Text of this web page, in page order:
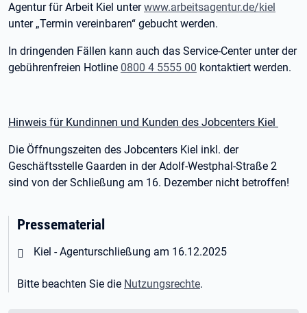
Agentur für Arbeit Kiel unterwww.arbeitsagentur.de/kiel
unter „Termin vereinbaren“ gebucht werden.
In dringenden Fällen kann auch das Service-Center unter der
gebührenfreien Hotline 0800 4 5555 00 kontaktiert werden.
Hinweis für Kundinnen und Kunden des Jobcenters Kiel
Die Öffnungszeiten des Jobcenters Kiel inkl. der
Geschäftsstelle Gaarden in der Adolf-Westphal-Straße 2
sind von der Schließung am 16. Dezember nicht betroffen!
Pressematerial
Öffnet in neuem Tab
Kiel - Agenturschließung am 16.12.2025
Bitte beachten Sie die Nutzungsrechte.